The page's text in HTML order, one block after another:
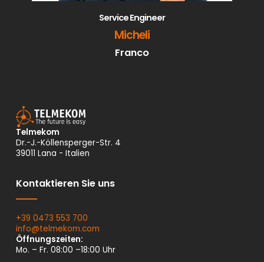
Service Engineer
Micheli
Franco
Telmekom
Dr.-J.-Köllensperger-Str. 4
39011 Lana - Italien
Kontaktieren Sie uns
+39 0473 553 700
info@telmekom.com
Öffnungszeiten:
Mo. – Fr. 08:00 –18:00 Uhr